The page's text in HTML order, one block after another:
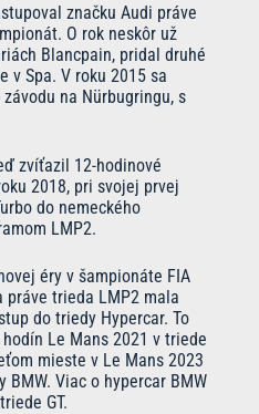
značku Audi práve
O rok neskôr už
Blancpain, pridal druhé
v Spa. V roku 2015 sa
na Nürbugringu, s
zvíťazil 12-hodinové
2018, pri svojej prvej
do nemeckého
LMP2.
éry v šampionáte FIA
práve trieda LMP2 mala
do triedy Hypercar. To
Le Mans 2021 v triede
mieste v Le Mans 2023
Viac o hypercar BMW
GT.